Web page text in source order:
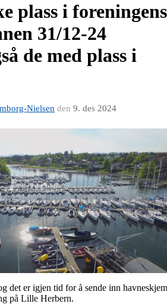
plass i foreningens
31/12-24
de med plass i
Nielsen den 9. des 2024
det er igjen tid for å sende inn
på Lille Herbern.